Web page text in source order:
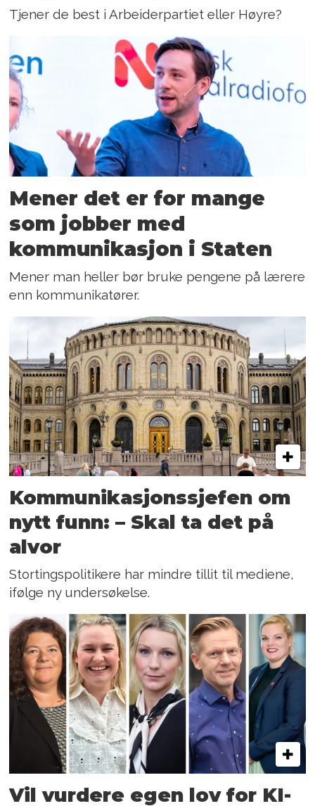
Tjener de best i Arbeiderpartiet eller Høyre?
Mener det er for mange
som jobber med
kommunikasjon i Staten
Mener man heller bør bruke pengene på lærere
enn kommunikatører.
Kommunikasjons­sjefen om
nytt funn: – Skal ta det på
alvor
Stortingspolitikere har mindre tillit til mediene,
ifølge ny undersøkelse.
Vil vurdere egen lov for KI-